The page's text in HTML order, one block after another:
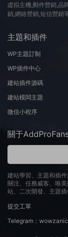
虛拟主機,郵件營銷,品
銷,網絡營銷,短信營銷
主題和插件
WP主題訂制
WP插件中心
建站插件源碼
建站模闆主題
微信小程序
關于
建站學習、主題和插
關注、任務威客、唯
站、二次開發、主題插
提交工單
Telegram：